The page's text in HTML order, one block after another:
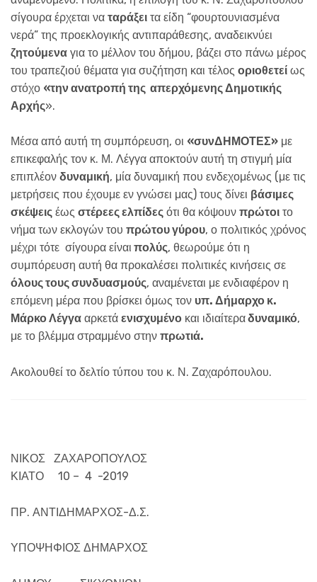
σίγουρα έρχεται να ταράξει τα είδη “φουρτουνιασμένα
νερά” της προεκλογικής αντιπαράθεσης, αναδεικνύει
ζητούμενα για το μέλλον του δήμου, βάζει στο πάνω μέρος
του τραπεζιού θέματα για συζήτηση και τέλος οριοθετεί ως
στόχο «την ανατροπή της απερχόμενης Δημοτικής
Αρχής».
Μέσα από αυτή τη συμπόρευση, οι «συνΔΗΜΟΤΕΣ» με
επικεφαλής τον κ. Μ. Λέγγα αποκτούν αυτή τη στιγμή μία
επιπλέον δυναμική, μία δυναμική που ενδεχομένως (με τις
μετρήσεις που έχουμε εν γνώσει μας) τους δίνει βάσιμες
σκέψεις έως στέρεες ελπίδες ότι θα κόψουν πρώτοι το
νήμα των εκλογών του πρώτου γύρου, ο πολιτικός χρόνος
μέχρι τότε σίγουρα είναι πολύς, θεωρούμε ότι η
συμπόρευση αυτή θα προκαλέσει πολιτικές κινήσεις σε
όλους τους συνδυασμούς, αναμένεται με ενδιαφέρον η
επόμενη μέρα που βρίσκει όμως τον υπ. Δήμαρχο κ.
Μάρκο Λέγγα αρκετά ενισχυμένο και ιδιαίτεραδυναμικό,
με το βλέμμα στραμμένο στην πρωτιά.
Ακολουθεί το δελτίο τύπου του κ. Ν. Ζαχαρόπουλου.
ΝΙΚΟΣ ΖΑΧΑΡΟΠΟΥΛΟΣ
ΚΙΑΤΟ 10 – 4 -2019
ΠΡ. ΑΝΤΙΔΗΜΑΡΧΟΣ-Δ.Σ.
ΥΠΟΨΗΦΙΟΣ ΔΗΜΑΡΧΟΣ